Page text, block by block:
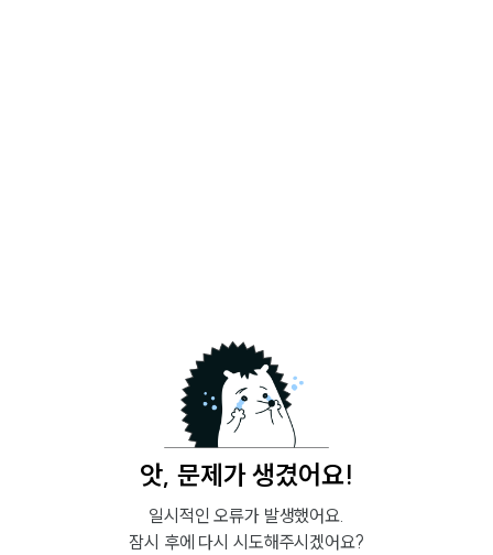
앗, 문제가 생겼어요!
일시적인 오류가 발생했어요.
잠시 후에 다시 시도해주시겠어요?